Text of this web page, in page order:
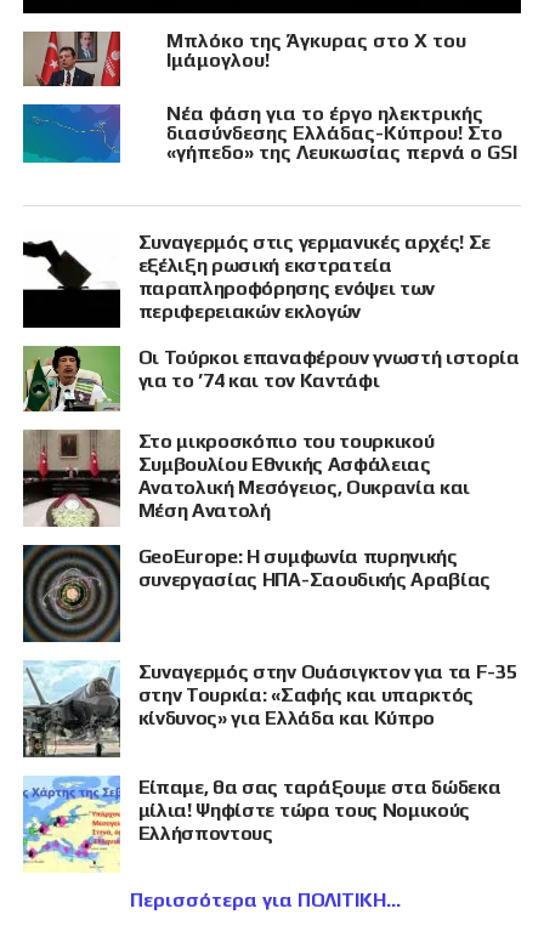
Μπλόκο της Άγκυρας στο X του
Ιμάμογλου!
Νέα φάση για το έργο ηλεκτρικής
διασύνδεσης Ελλάδας-Κύπρου! Στο
«γήπεδο» της Λευκωσίας περνά ο GSI
Συναγερμός στις γερμανικές αρχές! Σε
εξέλιξη ρωσική εκστρατεία
παραπληροφόρησης ενόψει των
περιφερειακών εκλογών
Οι Τούρκοι επαναφέρουν γνωστή ιστορία
για το ’74 και τον Καντάφι
Στο μικροσκόπιο του τουρκικού
Συμβουλίου Εθνικής Ασφάλειας
Ανατολική Μεσόγειος, Ουκρανία και
Μέση Ανατολή
GeoEurope: Η συμφωνία πυρηνικής
συνεργασίας ΗΠΑ-Σαουδικής Αραβίας
Συναγερμός στην Ουάσιγκτον για τα F-35
στην Τουρκία: «Σαφής και υπαρκτός
κίνδυνος» για Ελλάδα και Κύπρο
Είπαμε, θα σας ταράξουμε στα δώδεκα
μίλια! Ψηφίστε τώρα τους Νομικούς
Ελλήσποντους
Περισσότερα για ΠΟΛΙΤΙΚΗ